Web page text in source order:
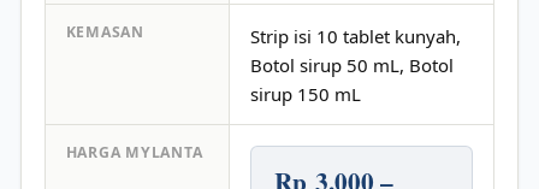
KEMASAN
Strip isi 10 tablet kunyah,
Botol sirup 50 mL, Botol
sirup 150 mL
HARGA MYLANTA